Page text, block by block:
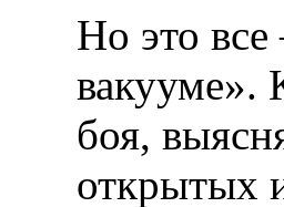
Но это
вакууме».
боя,
открытых